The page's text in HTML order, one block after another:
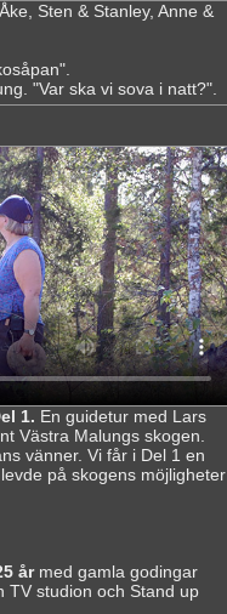
Sten & Stanley, Anne &
"Var ska vi sova i natt?".
1. En guidetur med Lars
Västra Malungs skogen.
vänner. Vi får i Del 1 en
på skogens möjligheter
årmed gamla godingar
TV studion och Stand up